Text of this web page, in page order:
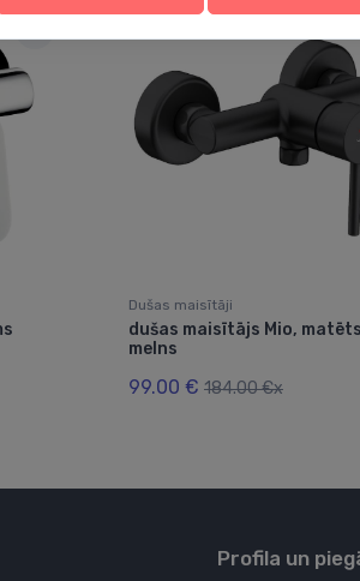
Dušas maisītāji
dušas maisītājs Mio, matēts
melns
99.00 € 184.00 €x
Profila un